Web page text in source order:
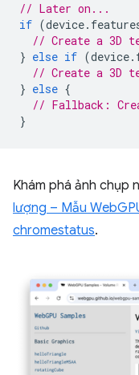
// Later on...
if (device.
// Create a 3D
} else if (device.
// Create a 3D
} else {
// Fallback:
}
Khám phá ảnh chụp
lượng – Mẫu
chromestatus.